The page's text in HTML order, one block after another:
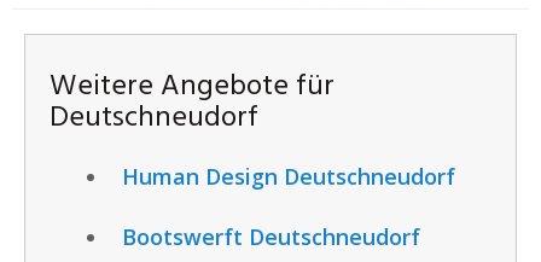
Weitere Angebote für
Deutschneudorf
Human Design Deutschneudorf
Bootswerft Deutschneudorf